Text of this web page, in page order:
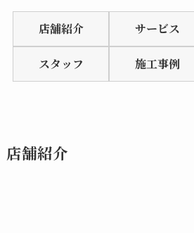
0.0
out
5
店舗紹介 サービス
スタッフ 施工事例
店舗紹介